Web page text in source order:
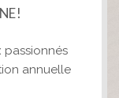
!
passionnés
annuelle